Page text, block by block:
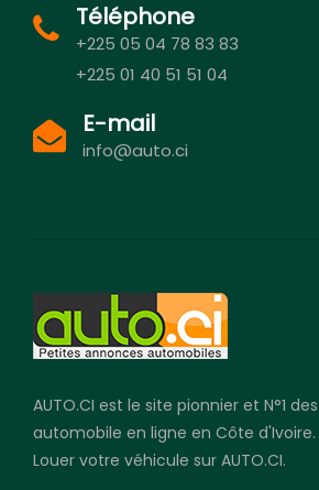
Téléphone
+225 05 04 78 83 83
+225 01 40 51 51 04
E-mail
info@auto.ci
AUTO.CI est le site pionnier et N°1
automobile en ligne en Côte
Louer votre véhicule sur AUTO.CI.